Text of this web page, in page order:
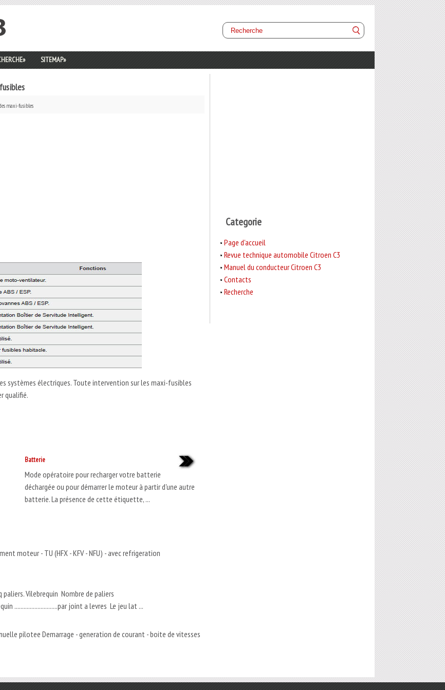
» SITEMAP»
maxi-fusibles
systèmes électriques. Toute intervention sur les maxi-fusibles
qualifié.
Batterie
Mode opératoire pour recharger votre batterie
déchargée ou pour démarrer le moteur à partir d'une autre
batterie. La présence de cette étiquette, ...
moteur - TU (HFX - KFV - NFU) - avec refrigeration
Vilebrequin Nombre de paliers
............................par joint a levres Le jeu lat ...
pilotee Demarrage - generation de courant - boite de vitesses
Categorie
Page d'accueil
Revue technique automobile Citroen C3
Manuel du conducteur Citroen C3
Contacts
Recherche